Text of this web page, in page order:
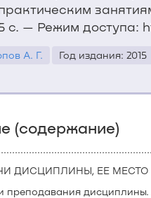
с. — Режим
А. Г. Год издания: 2015
(содержание)
ДИСЦИПЛИНЫ, ЕЕ МЕСТО
преподавания дисциплины.